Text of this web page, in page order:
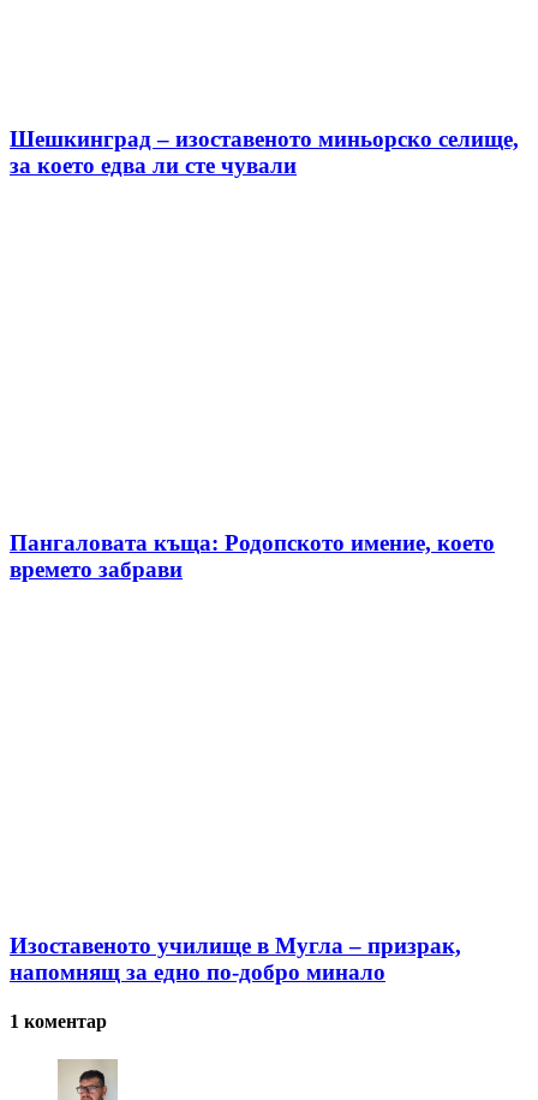
Шешкинград – изоставеното миньорско селище,
за което едва ли сте чували
Пангаловата къща: Родопското имение, което
времето забрави
Изоставеното училище в Мугла – призрак,
напомнящ за едно по-добро минало
1 коментар